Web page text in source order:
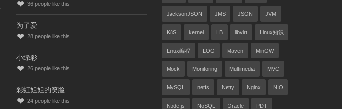
36 people like this
为了爱
28 people like this
小绿彩
26 people like this
彩虹姐姐的笑脸
24 people like this
JacksonJSON JMS JSON JVM
K8S kernel LB libvirt Linux知识
Linux编程 LOG Maven MinGW
Mock Monitoring Multimedia MVC
MySQL netfs Netty Nginx NIO
Node.js NoSQL Oracle PDT